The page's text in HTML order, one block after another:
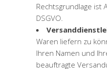
Rechtsgrundlage ist
DSGVO.
Waren liefern zu
Ihren Namen und
beauftragte